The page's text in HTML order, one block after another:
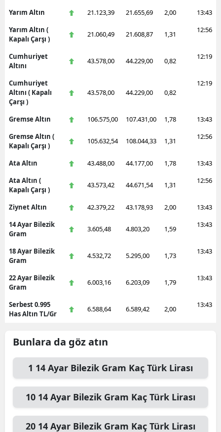
Yarım Altın 21.123,39 21.655,69 2,00
13:43
Yarım Altın (
Kapalı Çarşı )
21.060,49 21.608,87 1,31 12:56
Cumhuriyet
Altını
43.578,00 44.229,00 0,82 12:19
Cumhuriyet
Altını ( Kapalı
Çarşı )
43.578,00 44.229,00 0,82
12:19
Gremse Altın 106.575,00 107.431,00 1,78
13:43
Gremse Altın (
Kapalı Çarşı )
105.632,54 108.044,33 1,31 12:56
Ata Altın 43.488,00 44.177,00 1,78
13:43
Ata Altın (
Kapalı Çarşı )
43.573,42 44.671,54 1,31 12:56
Ziynet Altın 42.379,22 43.178,93 2,00
13:43
14 Ayar Bilezik
Gram
3.605,48 4.803,20 1,59 13:43
18 Ayar Bilezik
Gram
4.532,72 5.295,00 1,73 13:43
22 Ayar Bilezik
Gram
6.003,16 6.203,09 1,79 13:43
Serbest 0.995
Has Altın TL/Gr
6.588,64 6.589,42 2,00 13:43
Bunlara da göz atın
1 14 Ayar Bilezik Gram Kaç Türk Lirası
10 14 Ayar Bilezik Gram Kaç Türk Lirası
20 14 Ayar Bilezik Gram Kaç Türk Lirası